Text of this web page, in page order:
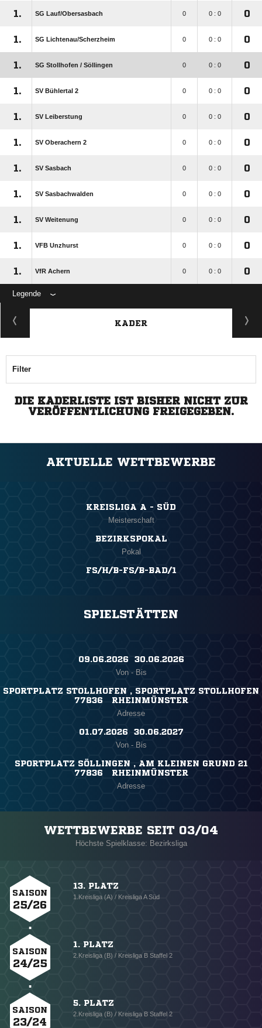
1. SG Lauf/​Obersasbach 0 0 : 0 0
1. SG Lichtenau/​Scherzheim 0 0 : 0 0
1. SG Stollhofen /​ Söllingen 0 0 : 0 0
1. SV Bühlertal 2 0 0 : 0 0
1. SV Leiberstung 0 0 : 0 0
1. SV Oberachern 2 0 0 : 0 0
1. SV Sasbach 0 0 : 0 0
1. SV Sasbachwalden 0 0 : 0 0
1. SV Weitenung 0 0 : 0 0
1. VFB Unzhurst 0 0 : 0 0
1. VfR Achern 0 0 : 0 0
Legende
KADER
Filter
DIE KADERLISTE IST BISHER NICHT ZUR
VERÖFFENTLICHUNG FREIGEGEBEN.
AKTUELLE WETTBEWERBE
KREISLIGA A - SÜD
Meisterschaft
BEZIRKSPOKAL
Pokal
FS/H/B-FS/B-BAD/1
SPIELSTÄTTEN
09.06.2026 ​ 30.06.2026
Von - Bis
SPORTPLATZ STOLLHOFEN , SPORTPLATZ STOLLHOFEN
77836 RHEINMÜNSTER
Adresse
01.07.2026 ​ 30.06.2027
Von - Bis
SPORTPLATZ SÖLLINGEN , AM KLEINEN GRUND 21
77836 RHEINMÜNSTER
Adresse
WETTBEWERBE SEIT 03/04
Höchste Spielklasse: Bezirksliga
SAISON
25/26
13. PLATZ
1.Kreisliga (A) / Kreisliga A Süd
SAISON
24/25
1. PLATZ
2.Kreisliga (B) / Kreisliga B Staffel 2
SAISON
23/24
5. PLATZ
2.Kreisliga (B) / Kreisliga B Staffel 2